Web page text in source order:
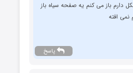
باز می کنم یه صفحه سیاه باز
افته
پاسخ